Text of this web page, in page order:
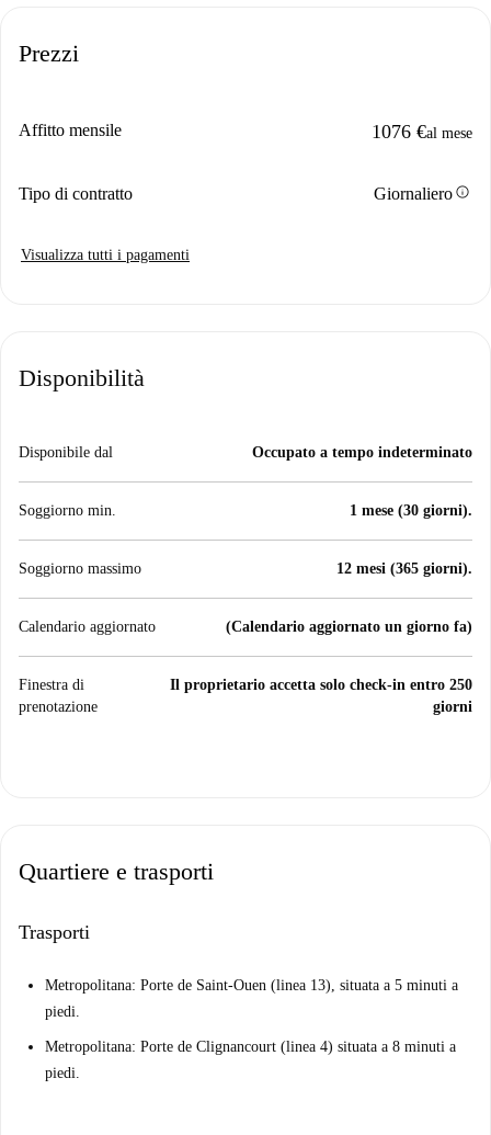
Prezzi
Affitto mensile 1076 €al mese
Tipo di contratto Giornalieroinfo
Visualizza tutti i pagamenti
Disponibilità
Disponibile dal Occupato a tempo indeterminato
Soggiorno min. 1 mese (30 giorni).
Soggiorno massimo 12 mesi (365 giorni).
Calendario aggiornato (Calendario aggiornato un giorno fa)
Finestra di
prenotazione
Il proprietario accetta solo check-in entro 250
giorni
Quartiere e trasporti
Trasporti
Metropolitana: Porte de Saint-Ouen (linea 13), situata a 5 minuti a
piedi.
Metropolitana: Porte de Clignancourt (linea 4) situata a 8 minuti a
piedi.